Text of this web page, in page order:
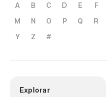
A B C D E F
M
N O P Q R
Y
Z #
Explorar